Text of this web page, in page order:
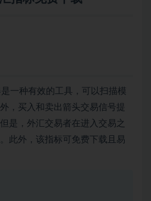
一种有效的工具，可以扫描模
，买入和卖出箭头交易信号提
是，外汇交易者在进入交易之
此外，该指标可免费下载且易